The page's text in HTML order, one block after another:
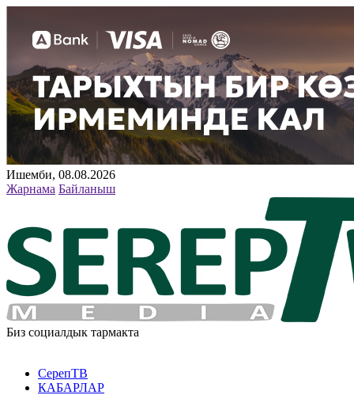
Ишемби, 08.08.2026
Жарнама Байланыш
Биз социалдык тармакта
СерепТВ
КАБАРЛАР